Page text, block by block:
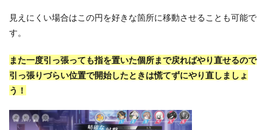
見えにくい場合はこの円を好きな箇所に移動させることも可能で
す。
また一度引っ張っても指を置いた個所まで戻ればやり直せるので
引っ張りづらい位置で開始したときは慌てずにやり直しましょ
う！